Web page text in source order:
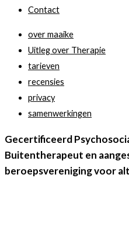
Contact
over maaike
Uitleg over Therapie
tarieven
recensies
privacy
samenwerkingen
Gecertificeerd
Buitentherapeut en
beroepsvereniging voor